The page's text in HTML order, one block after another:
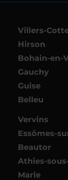
Villers-
Hirson
Bohain-en-
Gauchy
Guise
Belleu
Vervins
Essômes-
Beautor
Athies-
Marle